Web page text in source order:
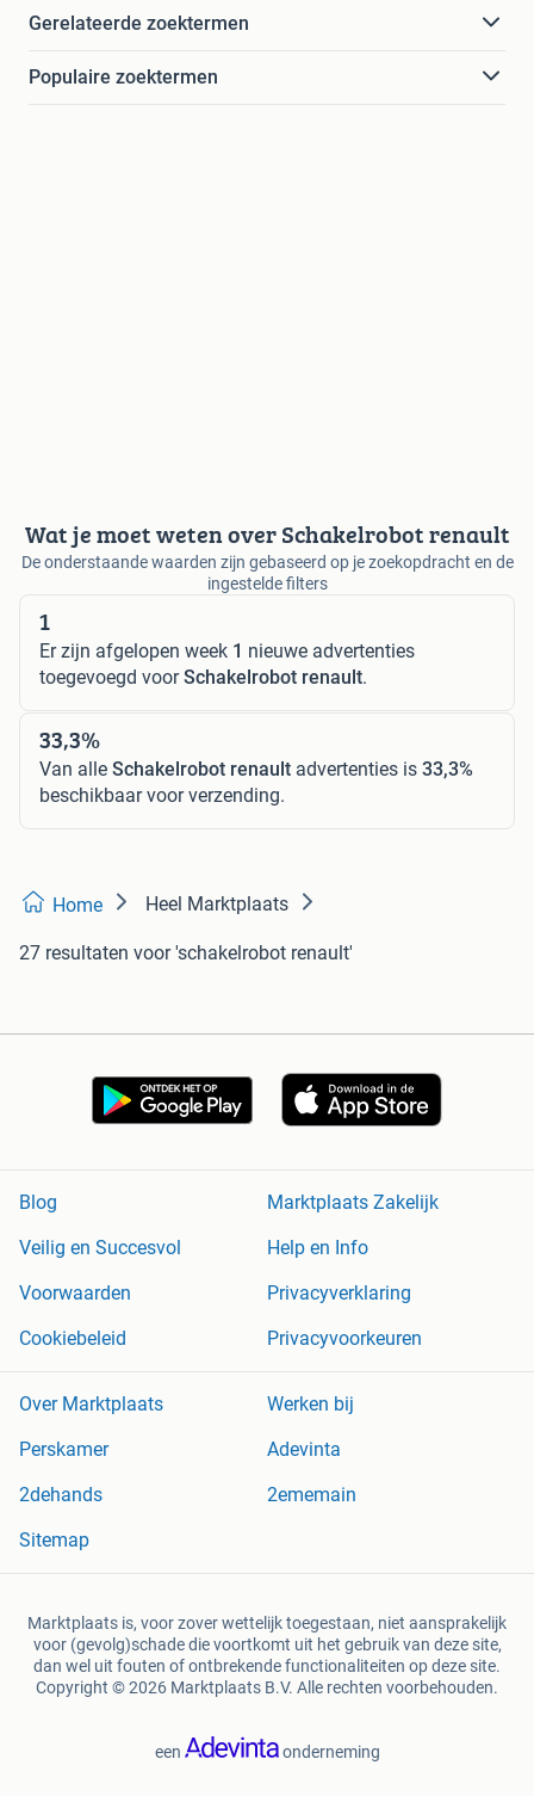
Gerelateerde zoektermen
Populaire zoektermen
Wat je moet weten over Schakelrobot renault
De onderstaande waarden zijn gebaseerd op je zoekopdracht en de
ingestelde filters
1
Er zijn afgelopen week 1 nieuwe advertenties
toegevoegd voorSchakelrobot renault.
33,3%
Van alle Schakelrobot renault advertenties is 33,3%
beschikbaar voor verzending.
Home Heel Marktplaats
27 resultaten voor 'schakelrobot renault'
Blog
Marktplaats Zakelijk
Veilig en Succesvol
Help en Info
Voorwaarden
Privacyverklaring
Cookiebeleid
Privacyvoorkeuren
Over Marktplaats
Werken bij
Perskamer
Adevinta
2dehands
2ememain
Sitemap
Marktplaats is, voor zover wettelijk toegestaan, niet aansprakelijk
voor (gevolg)schade die voortkomt uit het gebruik van deze site,
dan wel uit fouten of ontbrekende functionaliteiten op deze site.
Copyright © 2026 Marktplaats B.V. Alle rechten voorbehouden.
een onderneming